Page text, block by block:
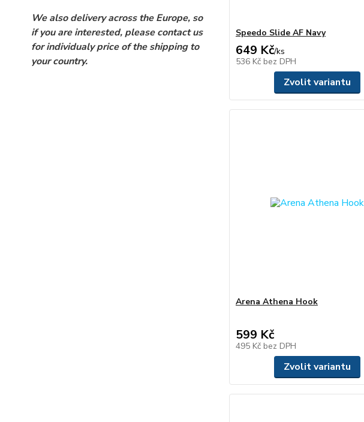
We also delivery across the Europe, so
if you are interested, please contact us
for individualy price of the shipping to
your country.
Speedo Slide AF Navy
649 Kč/ks
536 Kč bez DPH
Zvolit variantu
Arena Athena Hook
599 Kč
495 Kč bez DPH
Zvolit variantu